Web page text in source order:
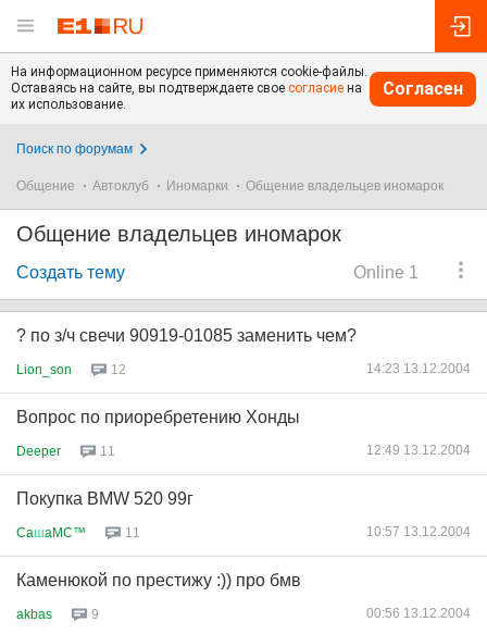
На информационном ресурсе применяются cookie-файлы.
Оставаясь на сайте, вы подтверждаете свое согласие на
их использование.
Согласен
Поиск по форумам
Общение Автоклуб Иномарки Общение владельцев иномарок
Общение владельцев иномарок
Online 1
Создать тему
? по з/ч свечи 90919-01085 заменить чем?
Lion_son 12 14:23 13.12.2004
Вопрос по приоребретению Хонды
Deeper 11 12:49 13.12.2004
Покупка BMW 520 99г
CaшaMC™ 11 10:57 13.12.2004
Каменюкой по престижу :)) про бмв
akbas 9 00:56 13.12.2004